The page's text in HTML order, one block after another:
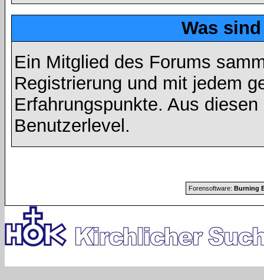
Was
Ein Mitglied des Forums
Registrierung und mit jedem
Erfahrungspunkte. Aus
Benutzerlevel.
Forensoftware: Burning